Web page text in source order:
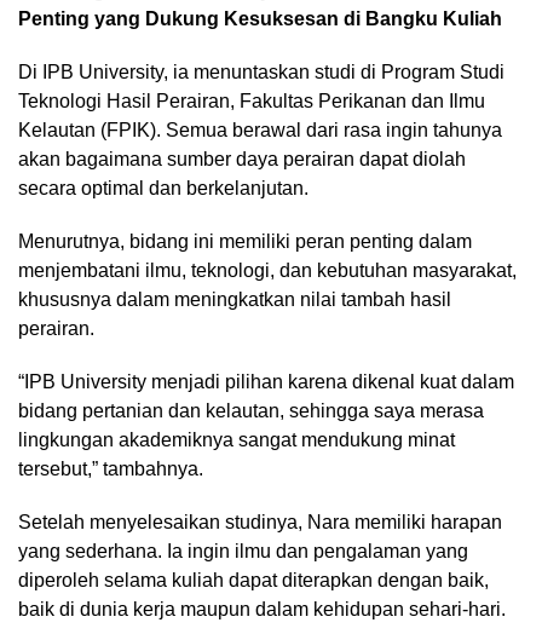
Penting yang Dukung Kesuksesan di Bangku Kuliah
Di IPB University, ia menuntaskan studi di Program Studi
Teknologi Hasil Perairan, Fakultas Perikanan dan Ilmu
Kelautan (FPIK). Semua berawal dari rasa ingin tahunya
akan bagaimana sumber daya perairan dapat diolah
secara optimal dan berkelanjutan.
Menurutnya, bidang ini memiliki peran penting dalam
menjembatani ilmu, teknologi, dan kebutuhan masyarakat,
khususnya dalam meningkatkan nilai tambah hasil
perairan.
“IPB University menjadi pilihan karena dikenal kuat dalam
bidang pertanian dan kelautan, sehingga saya merasa
lingkungan akademiknya sangat mendukung minat
tersebut,” tambahnya.
Setelah menyelesaikan studinya, Nara memiliki harapan
yang sederhana. Ia ingin ilmu dan pengalaman yang
diperoleh selama kuliah dapat diterapkan dengan baik,
baik di dunia kerja maupun dalam kehidupan sehari-hari.